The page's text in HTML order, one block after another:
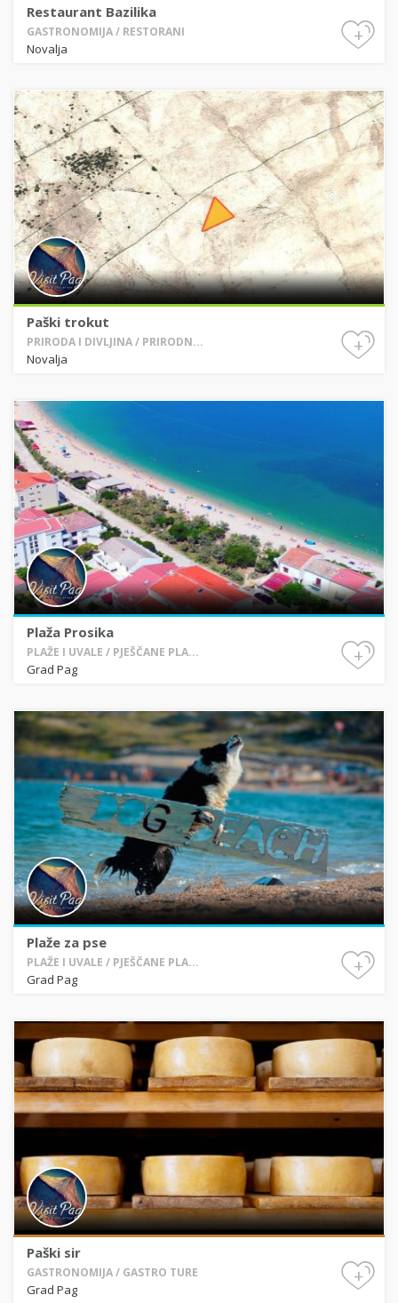
Restaurant Bazilika
GASTRONOMIJA / RESTORANI
Novalja
+
Paški trokut
PRIRODA I DIVLJINA / PRIRODN...
Novalja
+
Plaža Prosika
PLAŽE I UVALE / PJEŠČANE PLA...
Grad Pag
+
Plaže za pse
PLAŽE I UVALE / PJEŠČANE PLA...
Grad Pag
+
Paški sir
GASTRONOMIJA / GASTRO TURE
Grad Pag
+